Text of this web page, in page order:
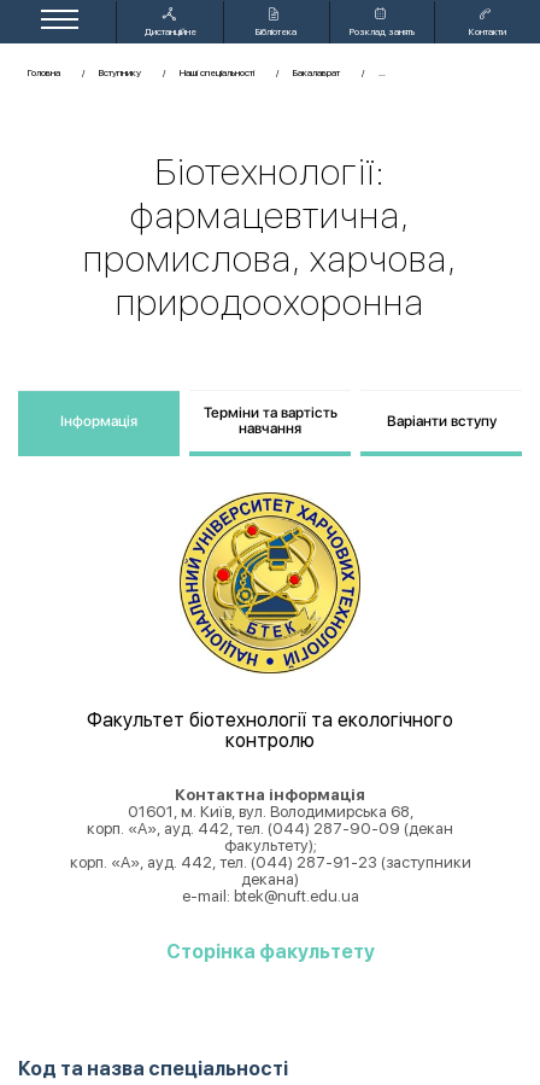
Дистанційне
Бібліотека Розклад занять Контакти
Головна Вступнику Наші спеціальності Бакалаврат
Біотехнології:
фармацевтична,
промислова, харчова,
природоохоронна
Інформація
Терміни та вартість
навчання
Варіанти вступу
Факультет біотехнології та екологічного
контролю
Контактна інформація
01601, м. Київ, вул. Володимирська 68,
корп. «А», ауд. 442, тел. (044) 287-90-09 (декан
факультету);
корп. «А», ауд. 442, тел. (044) 287-91-23 (заступники
декана)
e-mail: btek@nuft.edu.ua
Cторінка факультету
Код та назва спеціальності